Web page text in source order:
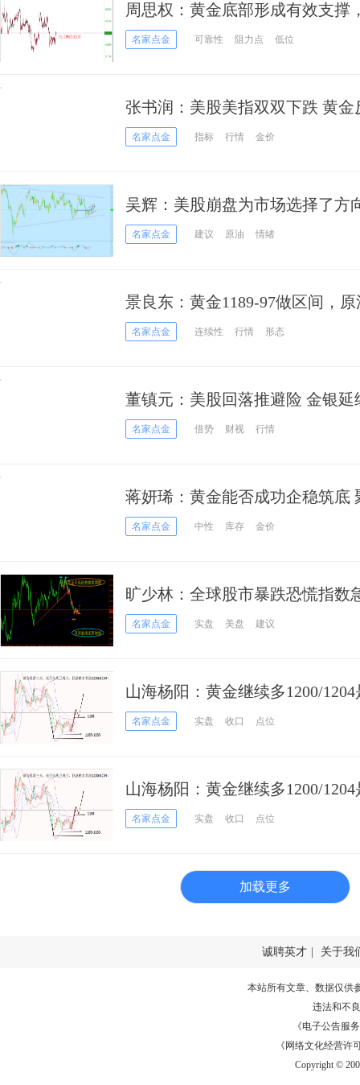
周思权：黄金底部形成有效支撑
名家点金 可靠性 阻力点 低位
张书润：美股美指双双下跌 黄金
名家点金 指标 行情 金价
吴辉：美股崩盘为市场选择了方
名家点金 建议 原油 情绪
景良东：黄金1189-97做区间，原
名家点金 连续性 行情 形态
董镇元：美股回落推避险 金银延
名家点金 借势 财视 行情
蒋妍琋：黄金能否成功企稳筑底
名家点金 中性 库存 金价
旷少林：全球股市暴跌恐慌指数
锋芒
名家点金 实盘 美盘 建议
山海杨阳：黄金继续多1200/
名家点金 实盘 收口 点位
山海杨阳：黄金继续多1200/
名家点金 实盘 收口 点位
加载更多
诚聘英才 关于我
本站所有文章、数据仅供
违法和不
《电子公告服务
《网络文化经营许
Copyright ©